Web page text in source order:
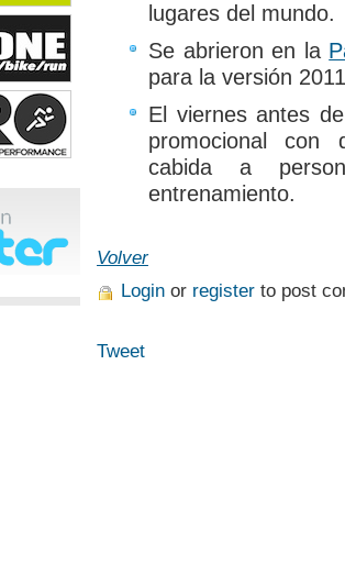
lugares del mundo.
Se abrieron en la
para la versión
El viernes antes
promocional con
cabida a
entrenamiento.
Volver
Login or register to post
Tweet